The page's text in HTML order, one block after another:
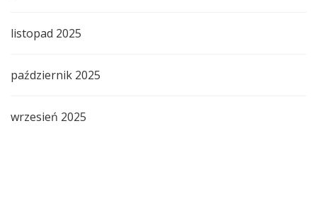
listopad 2025
październik 2025
wrzesień 2025